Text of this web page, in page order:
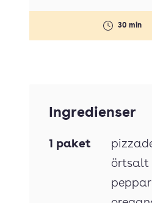
30 min
Ingredienser
1 paket
örtsalt
peppar